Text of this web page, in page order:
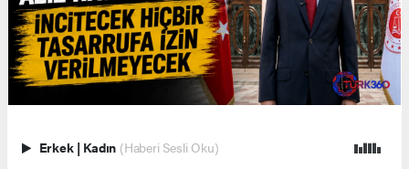
Erkek | Kadın (Haberi Sesli Oku)